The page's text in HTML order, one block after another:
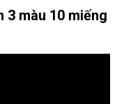
3 màu 10 miếng